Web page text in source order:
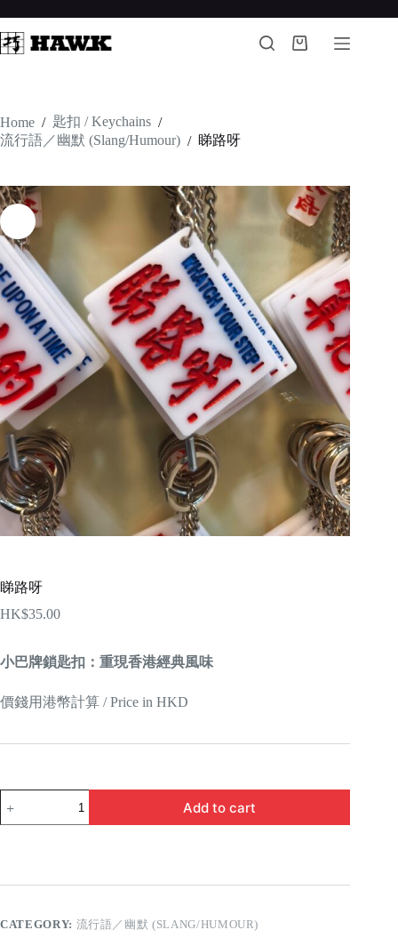
to
content
Shopping
Home / 匙扣 / Keychains /
流行語／幽默 (Slang/Humour) / 睇路呀
睇路呀
HK$35.00
小巴牌鎖匙扣：重現香港經典風味
價錢用港幣計算 / Price in HKD
路
Add to cart
CATEGORY: 流行語／幽默 (SLANG/HUMOUR)